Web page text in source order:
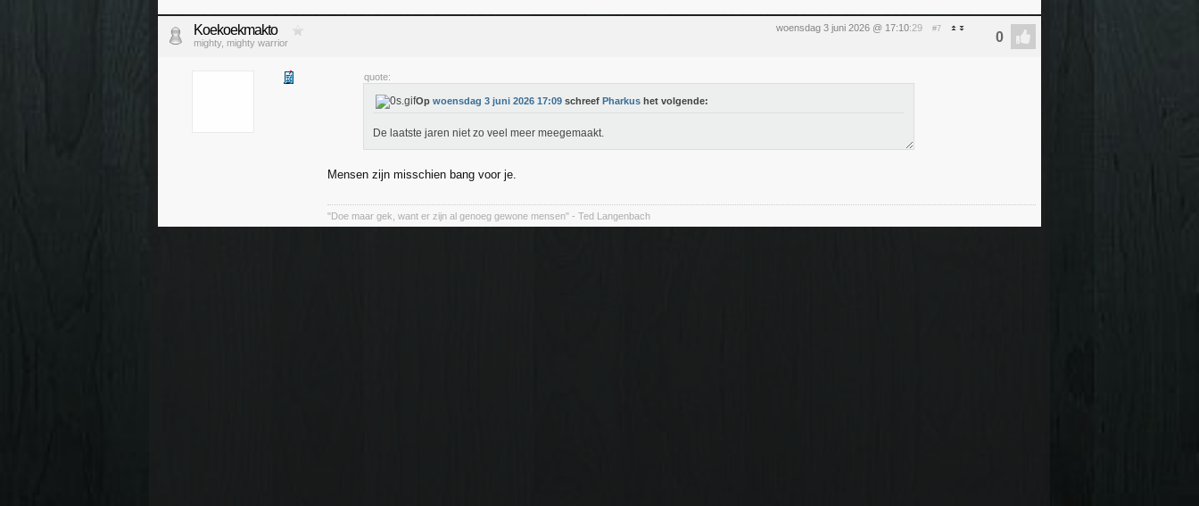
woensdag 3 juni 2026 @ 17:10:29 #7
Koekoekmakto
mighty, mighty warrior
quote:
Op woensdag 3 juni 2026 17:09 schreef Pharkus het volgende:
De laatste jaren niet zo veel meer meegemaakt.
Mensen zijn misschien bang voor je.
"Doe maar gek, want er zijn al genoeg gewone mensen" - Ted Langenbach